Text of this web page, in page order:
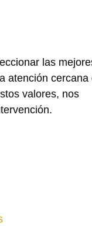
las
atención cercana
valores, nos